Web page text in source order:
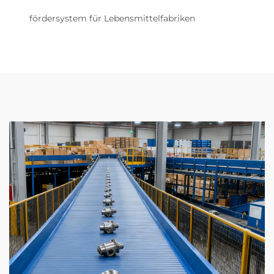
fördersystem für Lebensmittelfabriken